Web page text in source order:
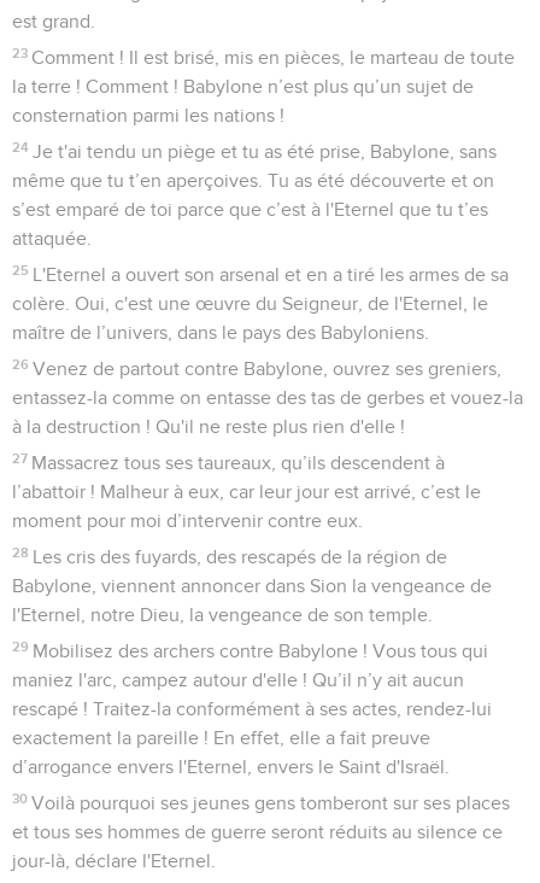
est grand.
23 Comment ! Il est brisé, mis en pièces, le marteau de toute
la terre ! Comment ! Babylone n’est plus qu’un sujet de
consternation parmi les nations !
24 Je t'ai tendu un piège et tu as été prise, Babylone, sans
même que tu t’en aperçoives. Tu as été découverte et on
s’est emparé de toi parce que c’est à l'Eternel que tu t’es
attaquée.
25 L'Eternel a ouvert son arsenal et en a tiré les armes de sa
colère. Oui, c'est une œuvre du Seigneur, de l'Eternel, le
maître de l’univers, dans le pays des Babyloniens.
26 Venez de partout contre Babylone, ouvrez ses greniers,
entassez-la comme on entasse des tas de gerbes et vouez-la
à la destruction ! Qu'il ne reste plus rien d'elle !
27 Massacrez tous ses taureaux, qu’ils descendent à
l’abattoir ! Malheur à eux, car leur jour est arrivé, c’est le
moment pour moi d’intervenir contre eux.
28 Les cris des fuyards, des rescapés de la région de
Babylone, viennent annoncer dans Sion la vengeance de
l'Eternel, notre Dieu, la vengeance de son temple.
29 Mobilisez des archers contre Babylone ! Vous tous qui
maniez l'arc, campez autour d'elle ! Qu’il n’y ait aucun
rescapé ! Traitez-la conformément à ses actes, rendez-lui
exactement la pareille ! En effet, elle a fait preuve
d’arrogance envers l'Eternel, envers le Saint d'Israël.
30 Voilà pourquoi ses jeunes gens tomberont sur ses places
et tous ses hommes de guerre seront réduits au silence ce
jour-là, déclare l'Eternel.